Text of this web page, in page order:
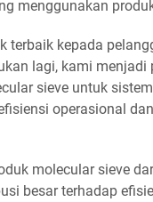
menggunakan
terbaik kepada
lagi, kami menjadi
sieve untuk
operasional
molecular sieve
besar terhadap